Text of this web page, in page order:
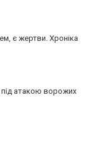
є жертви. Хроніка
під атакою ворожих